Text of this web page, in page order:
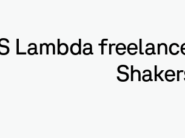
Lambda